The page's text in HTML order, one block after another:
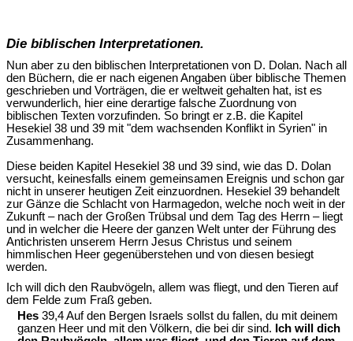
Die biblischen Interpretationen.
Nun aber zu den biblischen Interpretationen von D. Dolan. Nach all
den Büchern, die er nach eigenen Angaben über biblische Themen
geschrieben und Vorträgen, die er weltweit gehalten hat, ist es
verwunderlich, hier eine derartige falsche Zuordnung von
biblischen Texten vorzufinden. So bringt er z.B. die Kapitel
Hesekiel 38 und 39 mit "dem wachsenden Konflikt in Syrien" in
Zusammenhang.
Diese beiden Kapitel Hesekiel 38 und 39 sind, wie das D. Dolan
versucht, keinesfalls einem gemeinsamen Ereignis und schon gar
nicht in unserer heutigen Zeit einzuordnen. Hesekiel 39 behandelt
zur Gänze die Schlacht von Harmagedon, welche noch weit in der
Zukunft – nach der Großen Trübsal und dem Tag des Herrn – liegt
und in welcher die Heere der ganzen Welt unter der Führung des
Antichristen unserem Herrn Jesus Christus und seinem
himmlischen Heer gegenüberstehen und von diesen besiegt
werden.
Ich will dich den Raubvögeln, allem was fliegt, und den Tieren auf
dem Felde zum Fraß geben.
Hes 39,4 Auf den Bergen Israels sollst du fallen, du mit deinem
ganzen Heer und mit den Völkern, die bei dir sind. Ich will dich